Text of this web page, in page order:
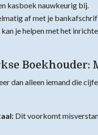
kasboek nauwkeurig bij.
af met je
kan je helpen met het
Boekhouder:
dan alleen iemand die
Dit voorkomt